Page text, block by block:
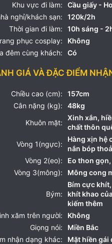
Khu vực đi làm:
Cầu giấy -
nghỉ/khách sạn:
120k/2h
Thời gian đi làm:
10h sáng -
phục cosplay:
Không
đêm cùng khách:
Có
GIÁ VÀ ĐẶC ĐIỂM
Chiều cao (cm):
157cm
Cân nặng (kg):
48kg
Khuôn mặt:
Xinh xắn,
chất thôn
Vòng 1(ngực):
Hàng xịn hệ
nắn bóp
Vòng 2(eo):
Eo thon
Vòng 3(mông):
Mông cong
Bým:
Bím cực
khít khao
kiếm thêm
xăm trên người:
Không
Giọng nói:
Miền Bắc
nhận dạng khác:
Mặt hiền gái